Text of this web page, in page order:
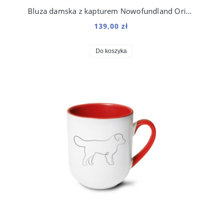
Bluza damska z kapturem Nowofundland Origami
139,00 zł
Do koszyka